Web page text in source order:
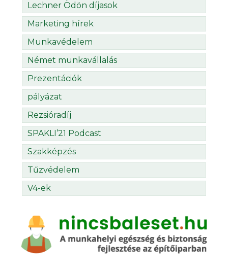
Lechner Ödön díjasok
Marketing hírek
Munkavédelem
Német munkavállalás
Prezentációk
pályázat
Rezsióradíj
SPAKLI’21 Podcast
Szakképzés
Tűzvédelem
V4-ek